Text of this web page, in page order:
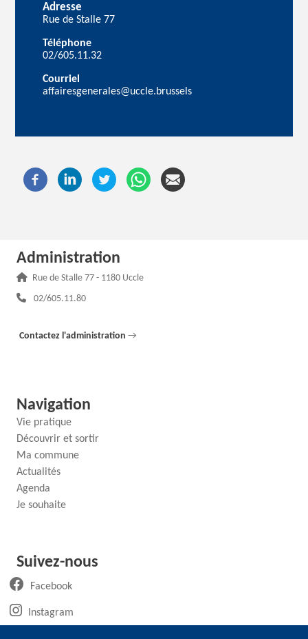
Adresse
Rue de Stalle 77
Téléphone
02/605.11.32
Courriel
affairesgenerales@uccle.brussels
Administration
Adresse :
Rue de Stalle 77 - 1180 Uccle
Téléphone :
02/605.11.80
Contactez l'administration →
Navigation
Vie pratique
Découvrir et sortir
Ma commune
Actualités
Agenda
Je souhaite
Suivez-nous
Facebook(ouvre un nouvel onglet)
Instagram(ouvre un nouvel onglet)